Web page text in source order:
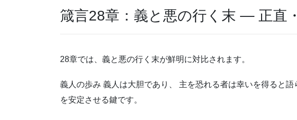
箴言28章：義と悪の行く末 ― 正直
28章では、義と悪の行く末が鮮明に対比されます。
義人の歩み 義人は大胆であり、 主を恐れる者は幸いを得ると
を安定させる鍵です。